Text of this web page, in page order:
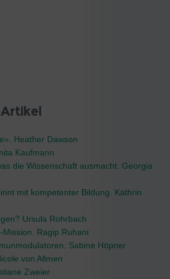
Heather Dawson
Kaufmann
die Wissenschaft ausmacht. Georgia
mit kompetenter Bildung. Kathrin
Ursula Rohrbach
Ragip Ruhani
Sabine Höpner
von Allmen
Zweier